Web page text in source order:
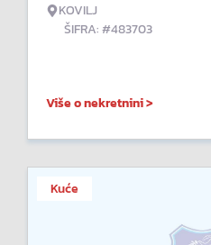
KOVILJ
ŠIFRA: #483703
Više o nekretnini >
Kuće